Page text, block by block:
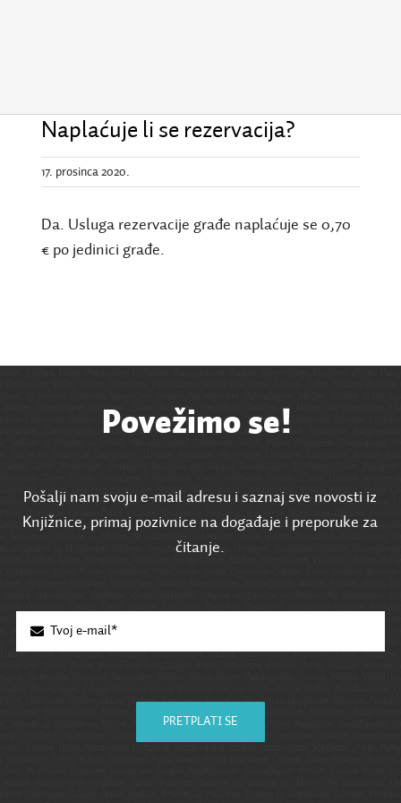
Naplaćuje li se rezervacija?
17. prosinca 2020.
Da. Usluga rezervacije građe naplaćuje se 0,70
€ po jedinici građe.
Povežimo se!
Pošalji nam svoju e-mail adresu i saznaj sve novosti iz
Knjižnice, primaj pozivnice na događaje i preporuke za
čitanje.
PRETPLATI SE